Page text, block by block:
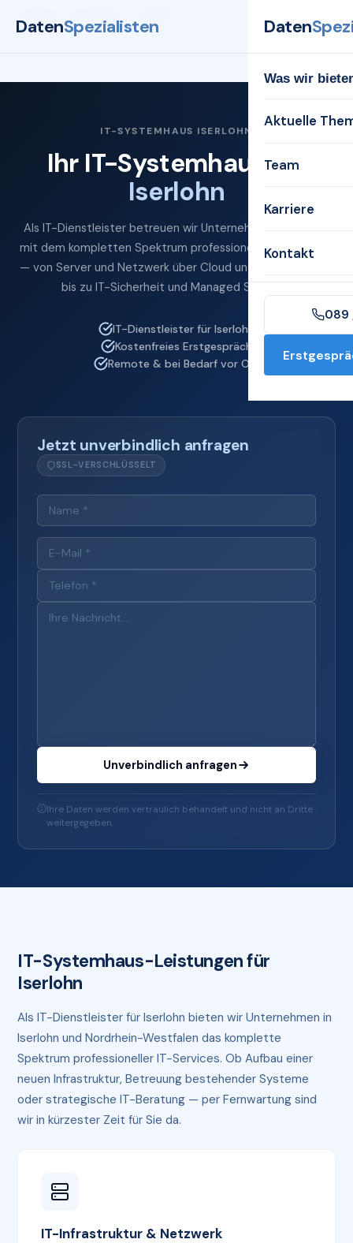
DatenSpezialisten Daten
Was wir
Aktuelle
Team
Karriere
Kontakt
089
IT-SYSTEMHAUS ISERLOHN
Ihr IT-Systemhaus für
Iserlohn
Als IT-Dienstleister betreuen wir Unternehmen in Iserlohn
mit dem kompletten Spektrum professioneller IT-Services
— von Server und Netzwerk über Cloud und Microsoft 365
bis zu IT-Sicherheit und Managed Services.
IT-Dienstleister für Iserlohn
Kostenfreies Erstgespräch
Remote & bei Bedarf vor Ort
Jetzt unverbindlich anfragen
SSL-VERSCHLÜSSELT
Unverbindlich anfragen
Ihre Daten werden vertraulich behandelt und nicht an Dritte
weitergegeben.
IT-Systemhaus-Leistungen für
Iserlohn
Als IT-Dienstleister für Iserlohn bieten wir Unternehmen in
Iserlohn und Nordrhein-Westfalen das komplette
Spektrum professioneller IT-Services. Ob Aufbau einer
neuen Infrastruktur, Betreuung bestehender Systeme
oder strategische IT-Beratung — per Fernwartung sind
wir in kürzester Zeit für Sie da.
IT-Infrastruktur & Netzwerk